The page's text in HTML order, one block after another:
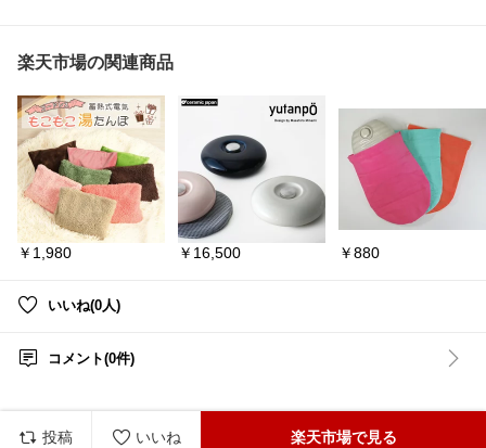
「北海道ミルク🍼」
水に溶かして飲んでも
#買ってよかった #オリジ
ナル写真
最初は耳つぼジュエリー
屋さんに行って施術して
貰っていたらしいけど
段々自分で、やるように
#耳つぼジュエリー
楽天市場の関連商品
￥1,980 ￥16,500 ￥880
いいね(0人)
コメント(0件)
投稿 いいね 楽天市場で見る